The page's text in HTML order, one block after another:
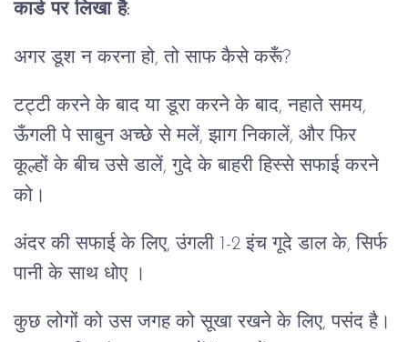
कार्ड पर लिखा है:
अगर डूश न करना हो, तो साफ कैसे करूँ?
टट्टी करने के बाद या डूरा करने के बाद, नहाते समय,
ऊँगली पे साबुन अच्छे से मलें, झाग निकालें, और फिर
कूल्हों के बीच उसे डालें, गुदे के बाहरी हिस्से सफाई करने
को।
अंदर की सफाई के लिए, उंगली 1-2 इंच गूदे डाल के, सिर्फ
पानी के साथ धोए ।
कुछ लोगों को उस जगह को सूखा रखने के लिए, पसंद है।